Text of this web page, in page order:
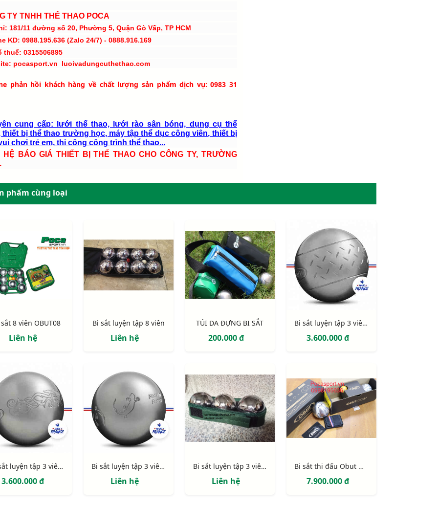
TY TNHH THỂ THAO POCA
181/11 đường số 20, Phường 5, Quận Gò Vấp, TP HCM
KD: 0988.195.636 (Zalo 24/7) - 0888.916.169
thuế: 0315506895
pocasport.vn luoivadungcuthethao.com
phản hồi khách hàng về chất lượng sản phẩm dịch vụ: 0983 31
cung cấp: lưới thể thao, lưới rào sân bóng, dụng cụ thể
thiết bị thể thao trường học, máy tập thể dục công viên, thiết bị
chơi trẻ em, thi công công trình thể thao...
HỆ BÁO GIÁ THIẾT BỊ THỂ THAO CHO CÔNG TY, TRƯỜNG
phẩm cùng loại
8 viên OBUT08
Liên hệ
Bi sắt luyện tập 8 viên
Liên hệ
TÚI DA ĐỰNG BI SẮT
200.000 đ
Bi sắt luyện tập 3 viên Obut Chevron
3.600.000 đ
Bi sắt luyện tập 3 viên Obut Tatou
3.600.000 đ
Bi sắt luyện tập 3 viên Obut Salaman
Liên hệ
Bi sắt luyện tập 3 viên giá rẻ
Liên hệ
Bi sắt thi đấu Obut Match IT chính hãng
7.900.000 đ